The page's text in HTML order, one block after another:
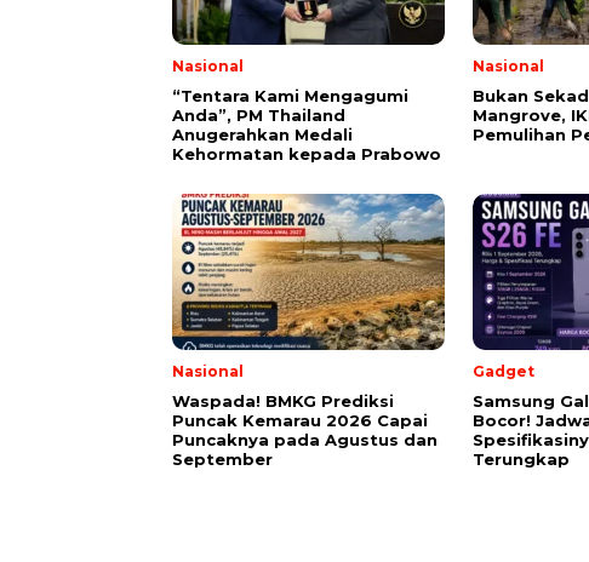
Nasional
“Tentara Kami Mengagumi
Anda”, PM Thailand
Anugerahkan Medali
Kehormatan kepada Prabowo
Nasional
Bukan
Mangrove,
Pemulihan
Nasional
Waspada! BMKG Prediksi
Puncak Kemarau 2026 Capai
Puncaknya pada Agustus dan
September
Gadget
Samsung
Bocor!
Terungkap